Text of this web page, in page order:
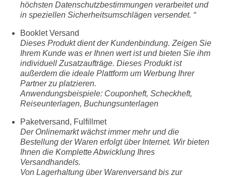
höchsten Datenschutzbestimmungen verarbeitet und
in speziellen Sicherheitsumschlägen versendet. “
Booklet Versand
Dieses Produkt dient der Kundenbindung. Zeigen Sie
Ihrem Kunde was er Ihnen wert ist und bieten Sie ihm
individuell Zusatzaufträge. Dieses Produkt ist
außerdem die ideale Plattform um Werbung Ihrer
Partner zu platzieren.
Anwendungsbeispiele: Couponheft, Scheckheft,
Reiseunterlagen, Buchungsunterlagen
Paketversand, Fulfillmet
Der Onlinemarkt wächst immer mehr und die
Bestellung der Waren erfolgt über Internet. Wir bieten
Ihnen die Komplette Abwicklung Ihres
Versandhandels.
Von Lagerhaltung über Warenversand bis zur